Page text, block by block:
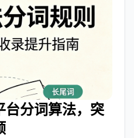
搜词、再适配、后迭
本土关键词，再进行
代优化沉淀权重。本
台分词算法，突